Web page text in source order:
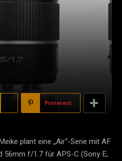
Pinterest
plant eine „Air“-Serie mit AF
f/1.7 für APS-C (Sony E,